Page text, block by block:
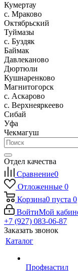
Кумертау
c. Мраково
Октябрьский
Туймазы
c. Буздяк
Баймак
Давлеканово
Дюртюли
Кушнаренково
Магнитогорск
с. Аскарово
с. Верхнеяркеево
Сибай
Уфа
Чекмагуш
Отдел качества
Сравнение0
Отложенные 0
Корзина0 пуста 0
ВойтиМой
+7 (927) 083-06-87
Заказать звонок
Каталог
Профнастил